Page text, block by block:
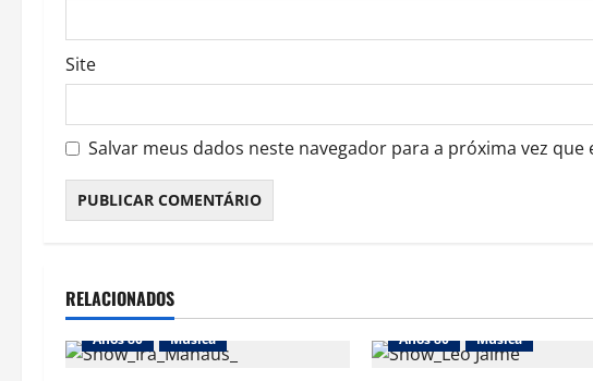
Site
Salvar meus dados neste navegador para a próxima vez que
RELACIONADOS
Anos 80 Música Anos 80 Música